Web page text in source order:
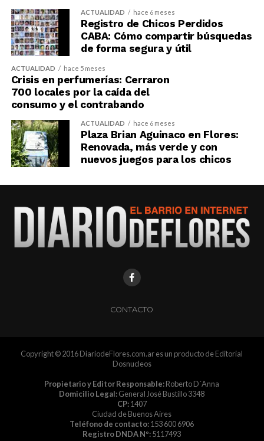
ACTUALIDAD hace 6 meses
Registro de Chicos Perdidos
CABA: Cómo compartir búsquedas
de forma segura y útil
ACTUALIDAD hace 5 meses
Crisis en perfumerías: Cerraron
700 locales por la caída del
consumo y el contrabando
ACTUALIDAD hace 6 meses
Plaza Brian Aguinaco en Flores:
Renovada, más verde y con
nuevos juegos para los chicos
CONTACTO
Copyright © 2016 DiariodeFlores.com.ar es un producto de Editorial
Dosnucleos
Propietario y Editor Responsable:Roberto D´Anna
Domicilio Legal:General José Bustillo 3348
CP:1407
Ciudad de Buenos Aires
Teléfono de contacto:153 600 6906
Registro DNDA Nº:5117493